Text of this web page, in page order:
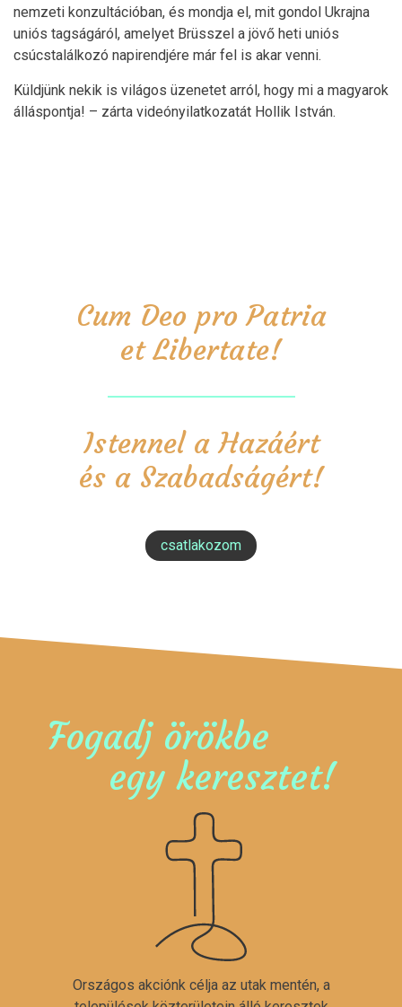
nemzeti konzultációban, és mondja el, mit gondol Ukrajna
uniós tagságáról, amelyet Brüsszel a jövő heti uniós
csúcstalálkozó napirendjére már fel is akar venni.
Küldjünk nekik is világos üzenetet arról, hogy mi a magyarok
álláspontja! – zárta videónyilatkozatát Hollik István.
Cum Deo pro Patria
et Libertate!
Istennel a Hazáért
és a Szabadságért!
csatlakozom
Fogadj örökbe
egy keresztet!
Országos akciónk célja az utak mentén, a